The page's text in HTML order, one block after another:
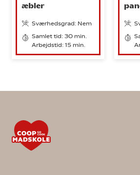
æbler
Sværhedsgrad: Nem
Samlet tid: 30 min.
Arbejdstid: 15 min.